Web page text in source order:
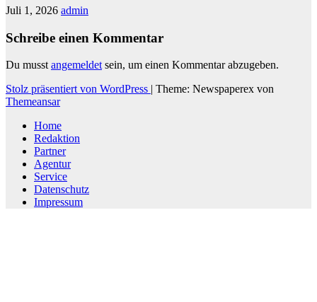
Juli 1, 2026 admin
Schreibe einen Kommentar
Du musst angemeldet sein, um einen Kommentar abzugeben.
Stolz präsentiert von WordPress | Theme: Newspaperex von
Themeansar
Home
Redaktion
Partner
Agentur
Service
Datenschutz
Impressum